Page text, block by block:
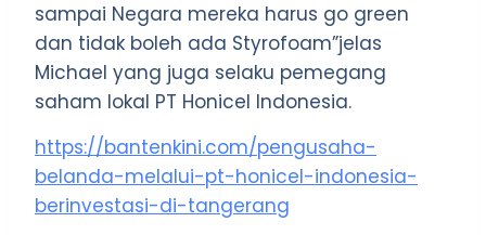
sampai Negara mereka harus go green
dan tidak boleh ada Styrofoam”jelas
Michael yang juga selaku pemegang
saham lokal PT Honicel Indonesia.
https://bantenkini.com/pengusaha-
belanda-melalui-pt-honicel-indonesia-
berinvestasi-di-tangerang